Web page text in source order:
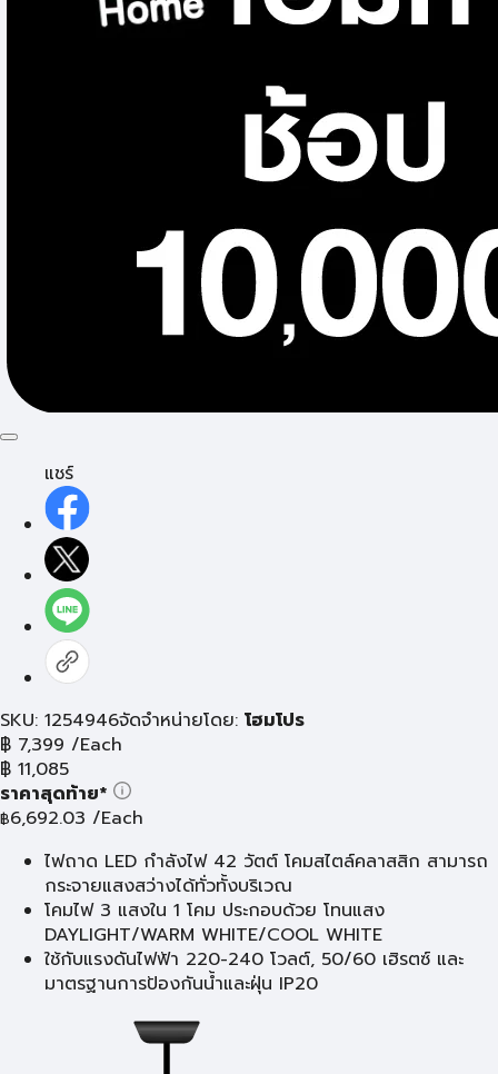
แชร์
SKU: 1254946จัดจำหน่ายโดย: โฮมโปร
฿ 7,399 /Each
฿ 11,085
ราคาสุดท้าย*
฿6,692.03 /Each
ไฟถาด LED กำลังไฟ 42 วัตต์ โคมสไตล์คลาสสิก สามารถ
กระจายแสงสว่างได้ทั่วทั้งบริเวณ
โคมไฟ 3 แสงใน 1 โคม ประกอบด้วย โทนแสง
DAYLIGHT/WARM WHITE/COOL WHITE
ใช้กับแรงดันไฟฟ้า 220-240 โวลต์, 50/60 เฮิรตซ์ และ
มาตรฐานการป้องกันน้ำและฝุ่น IP20